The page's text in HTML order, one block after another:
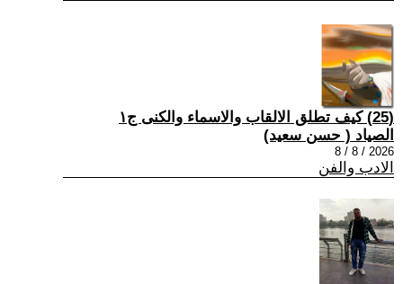
(25) كيف تطلق الالقاب والاسماء والكنى ج١
الصياد ‏( حسن سعيد‏)
2026 / 8 / 8
الادب والفن